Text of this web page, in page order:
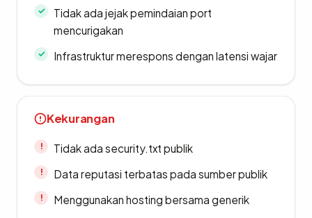
Tidak ada jejak pemindaian port
mencurigakan
Infrastruktur merespons dengan latensi wajar
Kekurangan
Tidak ada security.txt publik
Data reputasi terbatas pada sumber publik
Menggunakan hosting bersama generik